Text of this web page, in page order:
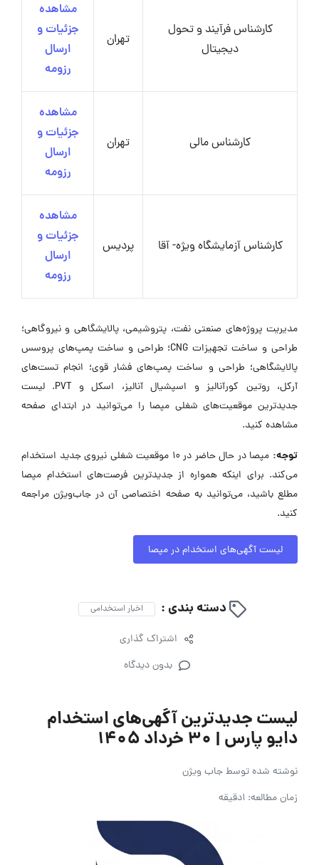
کارشناس فرآیند و تحول
دیجیتال
تهران
مشاهده
جزئیات و
ارسال
رزومه
کارشناس مالی تهران
مشاهده
جزئیات و
ارسال
رزومه
کارشناس آزمایشگاه ویژه- آقا پردیس
مشاهده
جزئیات و
ارسال
رزومه
مدیریت پروژه‌های صنعتی نفت، پتروشیمی، پالایشگاهی و نیروگاهی؛
طراحی و ساخت تجهیزات CNG؛ طراحی و ساخت پمپ‌های پروسس
پالایشگاهی؛ طراحی و ساخت پمپ‌های فشار قوی؛ انجام تست‌های
آرکل، روتین کورآنالیز و اسپشیال آنالیز، اسکل و PVT. لیست
جدیدترین موقعیت‌های شغلی مپصا را می‌توانید در ابتدای صفحه
مشاهده کنید.
توجه:
مپصا در حال حاضر در ۱۰ موقعیت شغلی نیروی جدید استخدام
می‌کند. برای اینکه همواره از جدیدترین فرصت‌های استخدام مپصا
مطلع باشید، می‌توانید به صفحه اختصاصی آن در جاب‌ویژن مراجعه
کنید.
لیست آگهی‌های استخدام در مپصا
دسته بندی : اخبار استخدامی
اشتراک گذاری
بدون دیدگاه
لیست جدیدترین آگهی‌های استخدام
دایو پارس | ۳۰ خرداد ۱۴۰۵
نوشته شده توسطجاب ویژن
زمان مطالعه: 1دقیقه